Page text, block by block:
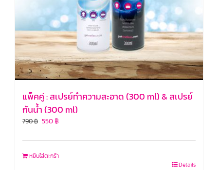
แพ็คคู่ : สเปรย์ทำความสะอาด (300 ml) & สเปรย์
กันน้ำ (300 ml)
790฿ 550฿
หยิบใส่ตะกร้า
Details